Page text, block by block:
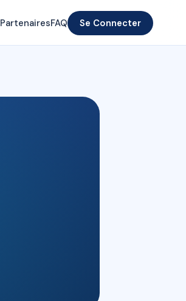
PartenairesFAQ Se Connecter